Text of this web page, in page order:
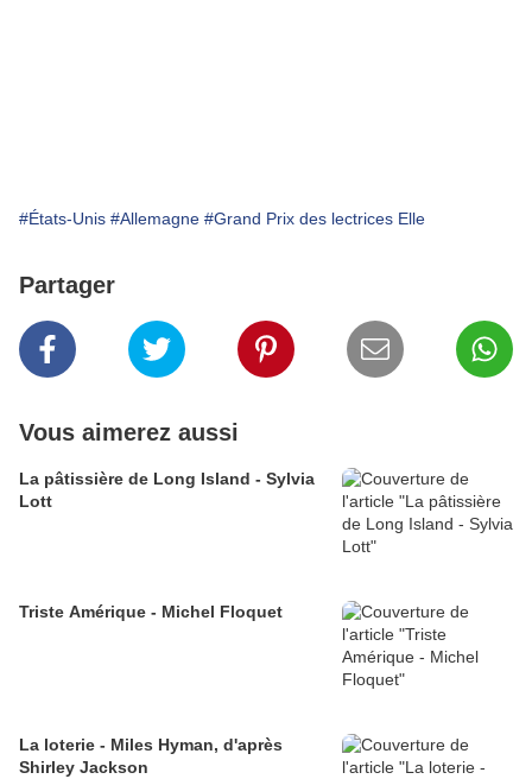
#États-Unis #Allemagne #Grand Prix des lectrices Elle
Partager
Vous aimerez aussi
La pâtissière de Long Island - Sylvia
Lott
Triste Amérique - Michel Floquet
La loterie - Miles Hyman, d'après
Shirley Jackson